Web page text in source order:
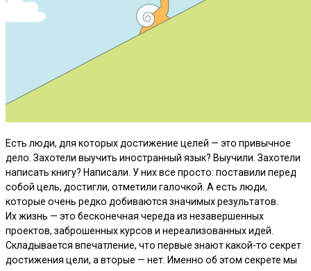
Есть люди, для которых достижение целей — это привычное
дело. Захотели выучить иностранный язык? Выучили. Захотели
написать книгу? Написали. У них все просто: поставили перед
собой цель, достигли, отметили галочкой. А есть люди,
которые очень редко добиваются значимых результатов.
Их жизнь — это бесконечная череда из незавершенных
проектов, заброшенных курсов и нереализованных идей.
Складывается впечатление, что первые знают какой-то секрет
достижения цели, а вторые — нет. Именно об этом секрете мы